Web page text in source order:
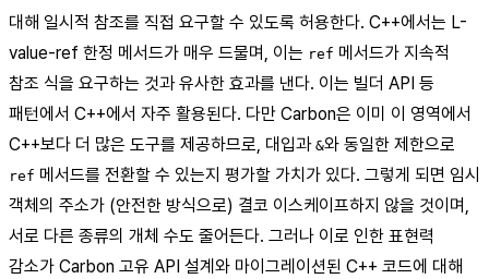
대해 일시적 참조를 직접 요구할 수 있도록 허용한다. C++에서는 L-
value-ref 한정 메서드가 매우 드물며, 이는 ref 메서드가 지속적
참조 식을 요구하는 것과 유사한 효과를 낸다. 이는 빌더 API 등
패턴에서 C++에서 자주 활용된다. 다만 Carbon은 이미 이 영역에서
C++보다 더 많은 도구를 제공하므로, 대입과 &와 동일한 제한으로
ref 메서드를 전환할 수 있는지 평가할 가치가 있다. 그렇게 되면 임시
객체의 주소가 (안전한 방식으로) 결코 이스케이프하지 않을 것이며,
서로 다른 종류의 개체 수도 줄어든다. 그러나 이로 인한 표현력
감소가 Carbon 고유 API 설계와 마이그레이션된 C++ 코드에 대해